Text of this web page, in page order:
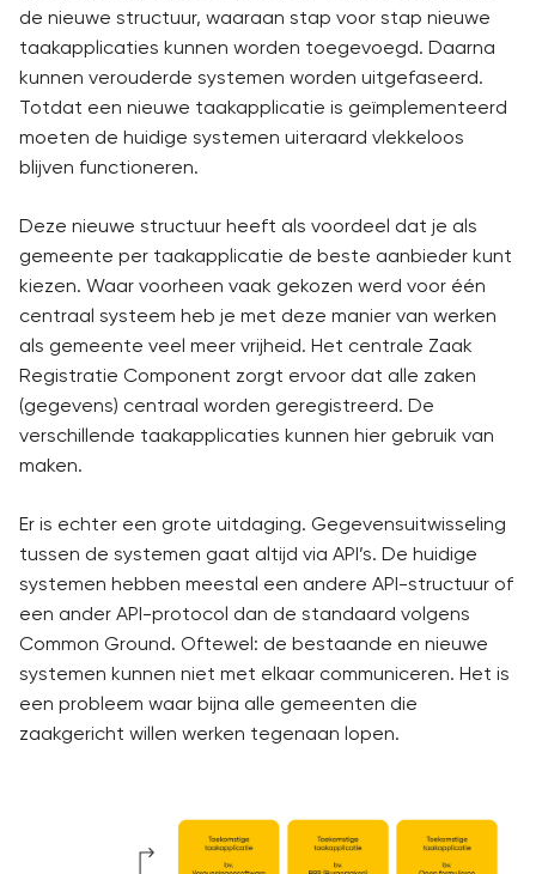
de nieuwe structuur, waaraan stap voor stap nieuwe
taakapplicaties kunnen worden toegevoegd. Daarna
kunnen verouderde systemen worden uitgefaseerd.
Totdat een nieuwe taakapplicatie is geïmplementeerd
moeten de huidige systemen uiteraard vlekkeloos
blijven functioneren.
Deze nieuwe structuur heeft als voordeel dat je als
gemeente per taakapplicatie de beste aanbieder kunt
kiezen. Waar voorheen vaak gekozen werd voor één
centraal systeem heb je met deze manier van werken
als gemeente veel meer vrijheid. Het centrale Zaak
Registratie Component zorgt ervoor dat alle zaken
(gegevens) centraal worden geregistreerd. De
verschillende taakapplicaties kunnen hier gebruik van
maken.
Er is echter een grote uitdaging. Gegevensuitwisseling
tussen de systemen gaat altijd via API’s. De huidige
systemen hebben meestal een andere API-structuur of
een ander API-protocol dan de standaard volgens
Common Ground. Oftewel: de bestaande en nieuwe
systemen kunnen niet met elkaar communiceren. Het is
een probleem waar bijna alle gemeenten die
zaakgericht willen werken tegenaan lopen.